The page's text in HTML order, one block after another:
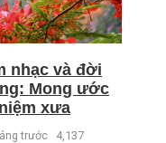
nhạc và đời
Mong ước
xưa
trước 4,137